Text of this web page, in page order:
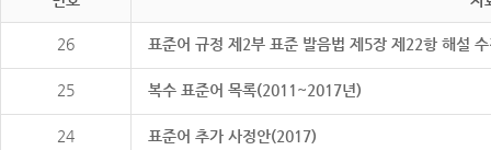
26 표준어 규정 제2부 표준 발음법 제5장 제22항 해설
25 복수 표준어 목록(2011~2017년)
24 표준어 추가 사정안(2017)